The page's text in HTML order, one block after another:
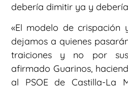
debería dimitir ya y
«El modelo de crispación
dejamos a quienes
traiciones y no por sus
afirmado Guarinos,
al PSOE de Castilla-La